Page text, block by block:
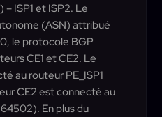
– ISP1 et ISP2. Le
(ASN) attribué
le protocole BGP
CE1 et CE2. Le
au routeur PE_ISP1
CE2 est connecté au
En plus du